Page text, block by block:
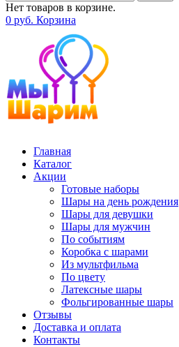
Нет товаров в корзине.
0 руб. Корзина
Главная
Каталог
Акции
Готовые наборы
Шары на день рождения
Шары для девушки
Шары для мужчин
По событиям
Коробка с шарами
Из мультфильма
По цвету
Латексные шары
Фольгированные шары
Отзывы
Доставка и оплата
Контакты